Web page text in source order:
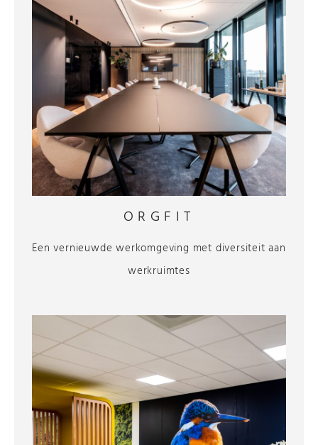
ORGFIT
Een vernieuwde werkomgeving met diversiteit aan
werkruimtes